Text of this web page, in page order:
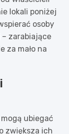
lokali poniżej
osoby
zarabiające
za mało na
ubiegać
zwiększa ich